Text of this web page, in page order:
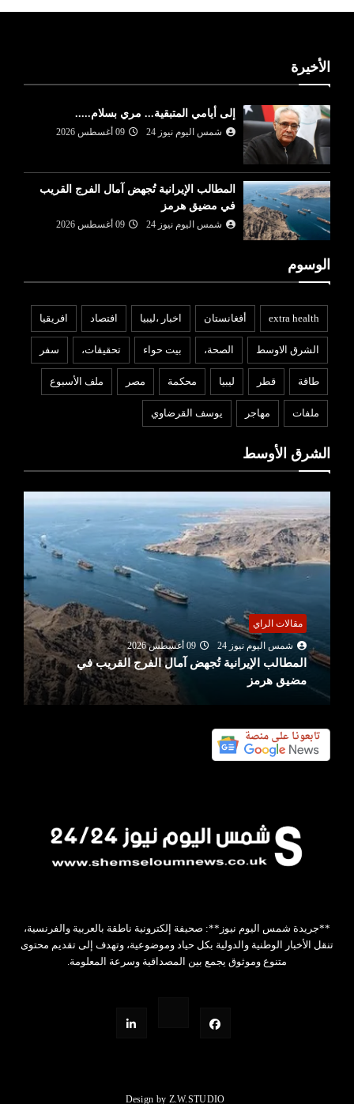
الأخيرة
إلى أيامي المتبقية... مري بسلام.....
شمس اليوم نيوز 24 09 أغسطس 2026
المطالب الإيرانية تُجهض آمال الفرج القريب
في مضيق هرمز
شمس اليوم نيوز 24 09 أغسطس 2026
الوسوم
extra health أفغانستان اخبار ،ليبيا افتصاد افريقيا
الشرق الاوسط الصحة، بيت حواء تحقيقات، سفر
طاقة قطر ليبيا محكمة مصر ملف الأسبوع
ملفات مهاجر يوسف القرضاوي
الشرق الأوسط
مقالات الراي
شمس اليوم نيوز 24
09 أغسطس 2026
المطالب الإيرانية تُجهض آمال الفرج القريب في
مضيق هرمز
**جريدة شمس اليوم نيوز**: صحيفة إلكترونية ناطقة بالعربية والفرنسية،
تنقل الأخبار الوطنية والدولية بكل حياد وموضوعية، وتهدف إلى تقديم محتوى
متنوع وموثوق يجمع بين المصداقية وسرعة المعلومة.
Design by Z.W.STUDIO